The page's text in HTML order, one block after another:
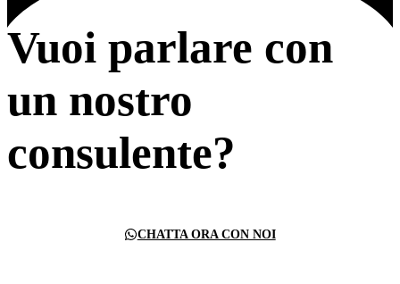
Vuoi parlare con
un nostro
consulente?
CHATTA ORA CON NOI